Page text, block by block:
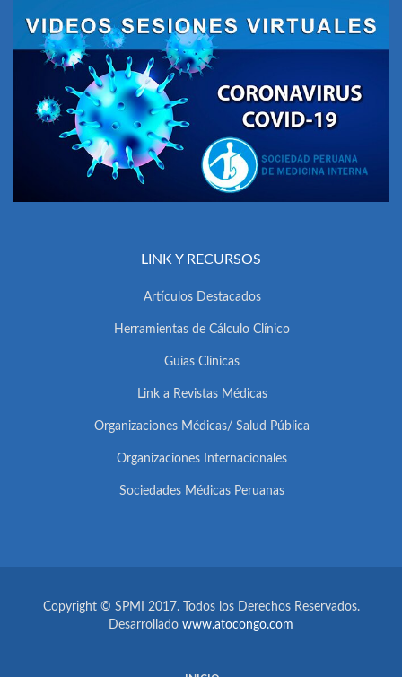
LINK Y RECURSOS
Artículos Destacados
Herramientas de Cálculo Clínico
Guías Clínicas
Link a Revistas Médicas
Organizaciones Médicas/ Salud Pública
Organizaciones Internacionales
Sociedades Médicas Peruanas
Copyright © SPMI 2017. Todos los Derechos Reservados.
Desarrollado www.atocongo.com